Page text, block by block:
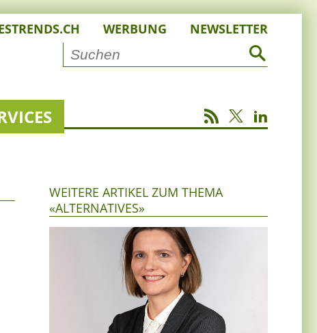
WERBUNG NEWSLETTER
WEITERE ARTIKEL ZUM THEMA
«ALTERNATIVES»